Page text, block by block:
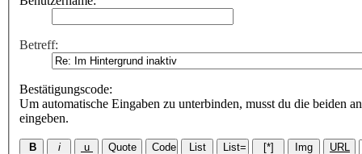
Betreff:
Bestätigungscode:
Um automatische Eingaben zu unterbinden, musst du die beiden
eingeben.